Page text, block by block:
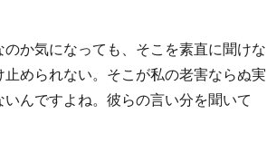
か気になっても、そこを素直に聞けな
められない。そこが私の老害ならぬ実
んですよね。彼らの言い分を聞いて